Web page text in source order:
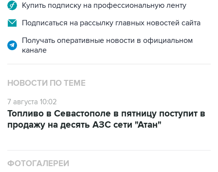
Купить подписку на профессиональную ленту
Подписаться на рассылку главных новостей сайта
Получать оперативные новости в официальном
канале
НОВОСТИ ПО ТЕМЕ
7 августа 10:02
Топливо в Севастополе в пятницу поступит в
продажу на десять АЗС сети "Атан"
ФОТОГАЛЕРЕИ